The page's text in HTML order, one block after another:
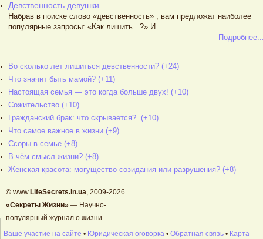
Девственность девушки
Набрав в поиске слово «девственность» , вам предложат наиболее
популярные запросы: «Как лишить...?» И ...
Во сколько лет лишиться девственности? (+24)
Что значит быть мамой? (+11)
Настоящая семья — это когда больше двух! (+10)
Сожительство (+10)
Гражданский брак: что скрывается? (+10)
Что самое важное в жизни (+9)
Ссоры в семье (+8)
В чём смысл жизни? (+8)
Женская красота: могущество созидания или разрушения? (+8)
© www.LifeSecrets.in.ua, 2009-2026
«Секреты Жизни» — Научно-
популярный журнал о жизни
Ваше участие на сайте • Юридическая оговорка • Обратная связь • Карта